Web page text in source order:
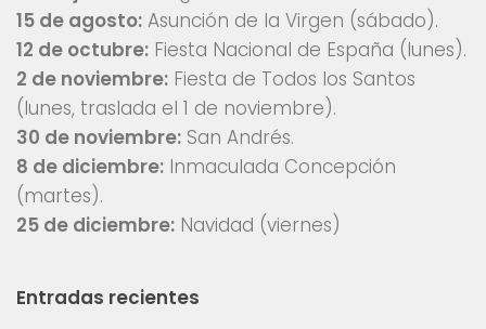
15 de agosto: Asunción de la Virgen (sábado).
12 de octubre: Fiesta Nacional de España (lunes).
2 de noviembre: Fiesta de Todos los Santos
(lunes, traslada el 1 de noviembre).
30 de noviembre: San Andrés.
8 de diciembre: Inmaculada Concepción
(martes).
25 de diciembre: Navidad (viernes)
Entradas recientes